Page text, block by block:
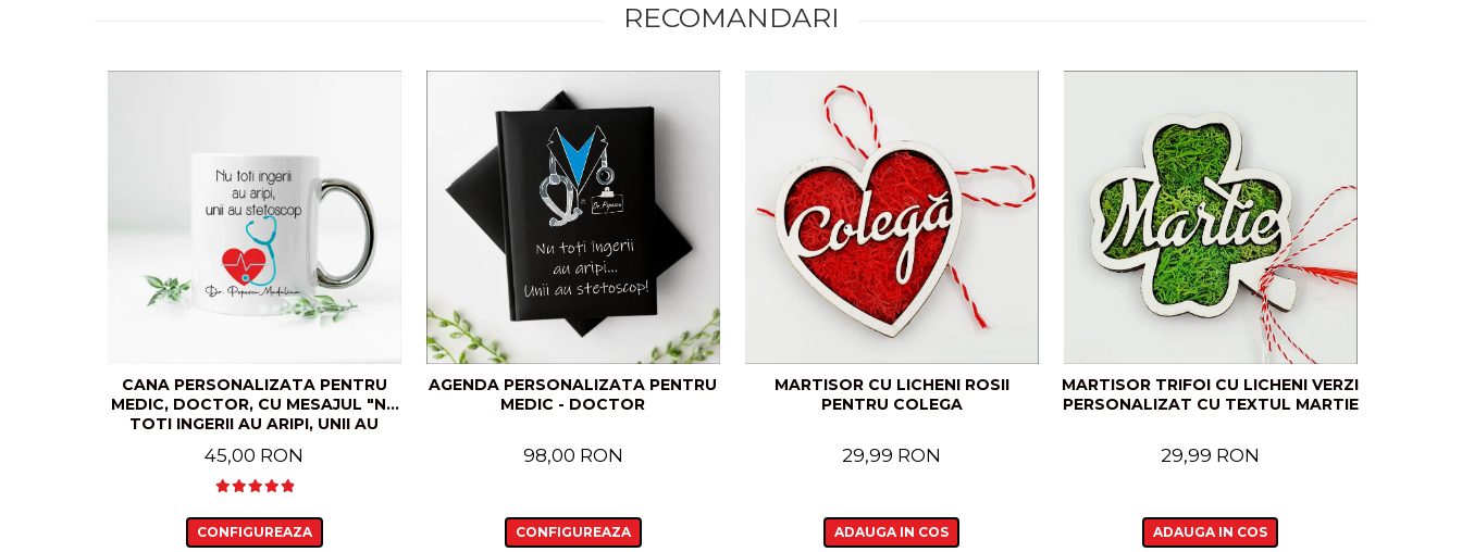
RECOMANDARI
CANA PERSONALIZATA PENTRU
MEDIC, DOCTOR, CU MESAJUL "NU
TOTI INGERII AU ARIPI, UNII AU
45,00 RON
CONFIGUREAZA
AGENDA PERSONALIZATA PENTRU
MEDIC - DOCTOR
98,00 RON
CONFIGUREAZA
MARTISOR CU LICHENI ROSII
PENTRU COLEGA
29,99 RON
ADAUGA IN COS
MARTISOR TRIFOI CU LICHENI VERZI
PERSONALIZAT CU TEXTUL MARTIE
29,99 RON
ADAUGA IN COS